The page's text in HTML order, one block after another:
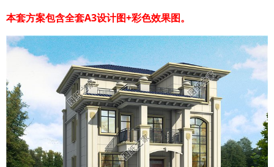
本套方案包含全套A3设计图+彩色效果图。